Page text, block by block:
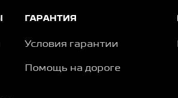
ГАРАНТИЯ
Условия гарантии
Помощь на дороге